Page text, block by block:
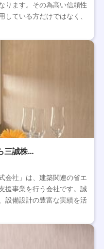
ります。その為高い信頼性
している方だけではなく、
三誠株…
会社」は、建築関連の省エ
援事業を行う会社です。誠
設備設計の豊富な実績を活